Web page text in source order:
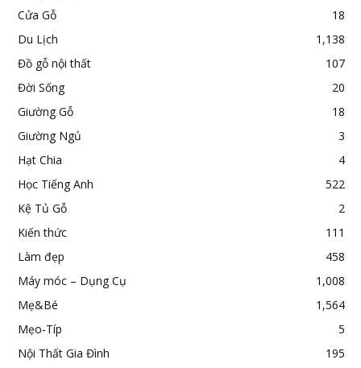
Cửa Gỗ
18
Du Lịch
1,138
Đồ gỗ nội thất
107
Đời Sống
20
Giường Gỗ
18
Giường Ngủ
3
Hạt Chia
4
Học Tiếng Anh
522
Kệ Tủ Gỗ
2
Kiến thức
111
Làm đẹp
458
Máy móc – Dụng Cụ
1,008
Mẹ&Bé
1,564
Mẹo-Típ
5
Nội Thất Gia Đình
195